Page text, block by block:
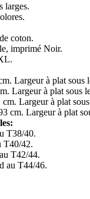
larges.
coton.
imprimé Noir.
Largeur à plat sous
Largeur à plat sous
Largeur à plat
cm. Largeur à plat
T38/40.
T40/42.
T42/44.
au T44/46.